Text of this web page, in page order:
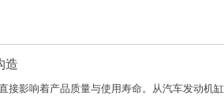
造
影响着产品质量与使用寿命。从汽车发动机